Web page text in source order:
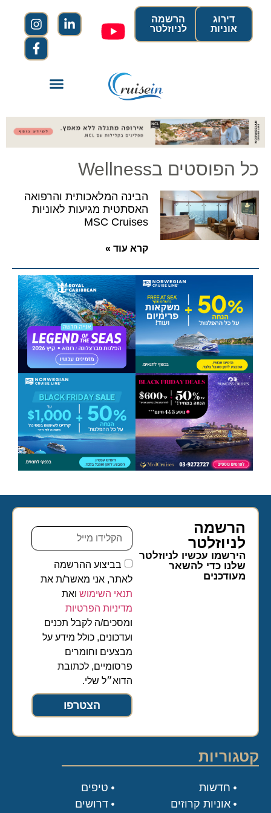
הרשמה
לניוזלטר
דירוג
אוניות
כל הפוסטים בWellness
הבינה המלאכותית והרפואה
האסתטית מגיעות לאוניות
MSC Cruises
קרא עוד »
הרשמה
לניוזלטר​
הירשמו עכשיו לניוזלטר
שלנו כדי להשאר
מעודכנים
בביצוע ההרשמה
לאתר, אני מאשר/ת את
תנאי השימושואת
מדיניות הפרטיות
ומסכים/ה לקבל תכנים
ועדכונים, כולל מידע על
מבצעים וחומרים
פרסומיים, לכתובת
הדוא״ל שלי.
הצטרפו
קטגוריות
טיפים
דרושים
חדשות
אוניות קרוזים